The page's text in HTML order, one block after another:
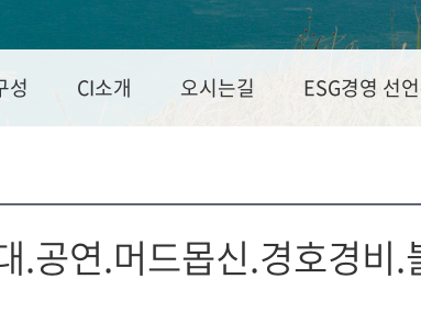
성 CI소개 오시는길 ESG경영 선
.공연.머드몹신.경호경비